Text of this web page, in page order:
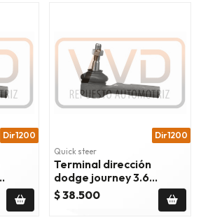
Dir1200 Dir1200
Quick steer
Terminal dirección
dodge journey 3.6
2011/2018
$ 38.500